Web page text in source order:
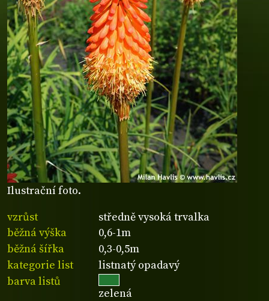
Ilustrační foto.
vzrůst
středně vysoká trvalka
běžná výška
0,6-1m
běžná šířka
0,3-0,5m
kategorie list
listnatý opadavý
barva listů
zelená